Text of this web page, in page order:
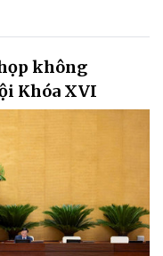
không
Khóa XVI